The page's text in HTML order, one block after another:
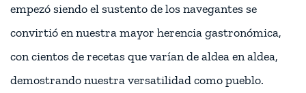
empezó siendo el sustento de los navegantes se
convirtió en nuestra mayor herencia gastronómica,
con cientos de recetas que varían de aldea en aldea,
demostrando nuestra versatilidad como pueblo.